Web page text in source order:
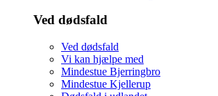
Ved dødsfald
Ved dødsfald
Vi kan hjælpe med
Mindestue Bjerringbro
Mindestue Kjellerup